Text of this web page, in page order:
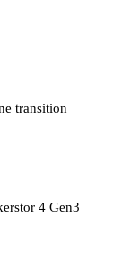
transition
4 Gen3